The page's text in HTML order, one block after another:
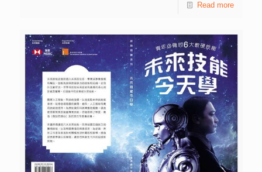
activities. Among the ten new titles, is the Federation’s first
is the champion of The School Young Writers Nurturing
Programme 2019-2021, introducing her first book “Deep in
Memories“, which consists of 32 […]
Read more